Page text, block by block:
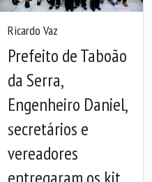
Ricardo Vaz
Prefeito de Taboão
da Serra,
Engenheiro Daniel,
secretários e
vereadores
entregaram os kit
Anterior